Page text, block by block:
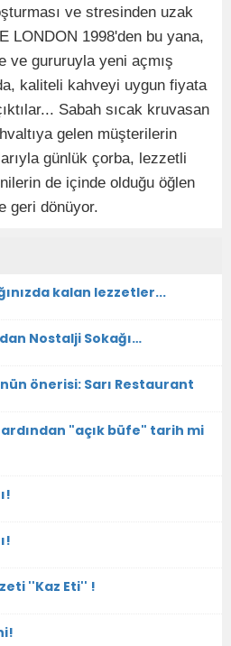
ve stresinden uzak
LONDON 1998'den bu yana,
ve gururuyla yeni açmış
kaliteli kahveyi uygun fiyata
Sabah sıcak kruvasan
gelen müşterilerin
günlük çorba, lezzetli
de içinde olduğu öğlen
geri dönüyor.
kalan lezzetler...
Nostalji Sokağı…
önerisi: Sarı Restaurant
ardından "açık büfe" tarih mi
''Kaz Eti'' !